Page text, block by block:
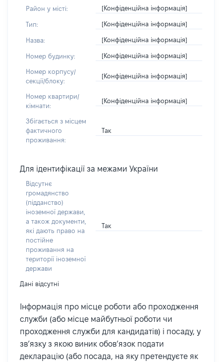
Район у місті: [Конфіденційна інформація]
Тип: [Конфіденційна інформація]
Назва: [Конфіденційна інформація]
Номер будинку: [Конфіденційна інформація]
Номер корпусу/
секції/блоку:
[Конфіденційна інформація]
Номер квартири/
кімнати:
[Конфіденційна інформація]
Збігається з місцем
фактичного
проживання:
Так
Для ідентифікації за межами України
Відсутнє
громадянство
(підданство)
іноземної держави,
а також документи,
які дають право на
постійне
проживання на
території іноземної
держави
Так
Дані відсутні
Інформація про місце роботи або проходження
служби (або місце майбутньої роботи чи
проходження служби для кандидатів) і посаду, у
зв’язку з якою виник обов’язок подати
декларацію (або посада, на яку претендуєте як